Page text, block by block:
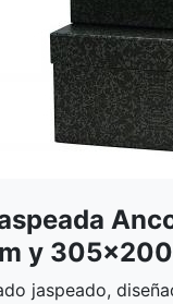
y
jaspeado,